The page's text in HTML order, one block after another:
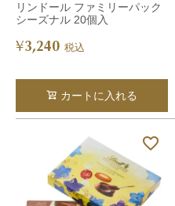
リンドール ファミリーパック
シーズナル 20個入
¥3,240 税込
カートに入れる